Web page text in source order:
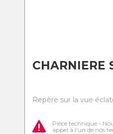
CHARNIERE
Repère sur la vue
Pièce technique -
appel à l'un de nos